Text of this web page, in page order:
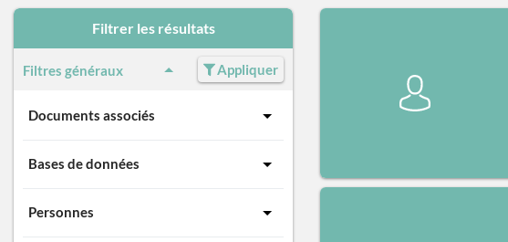
Filtrer les résultats
Filtres généraux Appliquer
Documents associés
Bases de données
Personnes